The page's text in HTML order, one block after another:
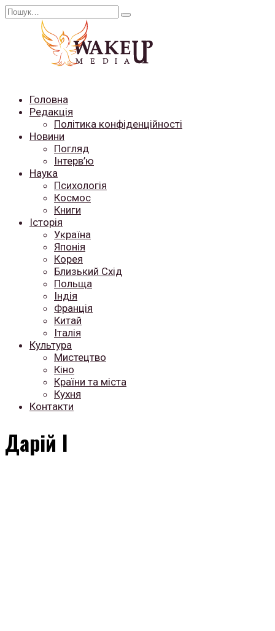
Перейти
Search
Головна
Редакція
Політика конфіденційності
Новини
Погляд
Інтерв’ю
Наука
Психологія
Космос
Книги
Історія
Україна
Японія
Корея
Близький Схід
Польща
Індія
Франція
Китай
Італія
Культура
Мистецтво
Кіно
Країни та міста
Кухня
Контакти
Дарій I